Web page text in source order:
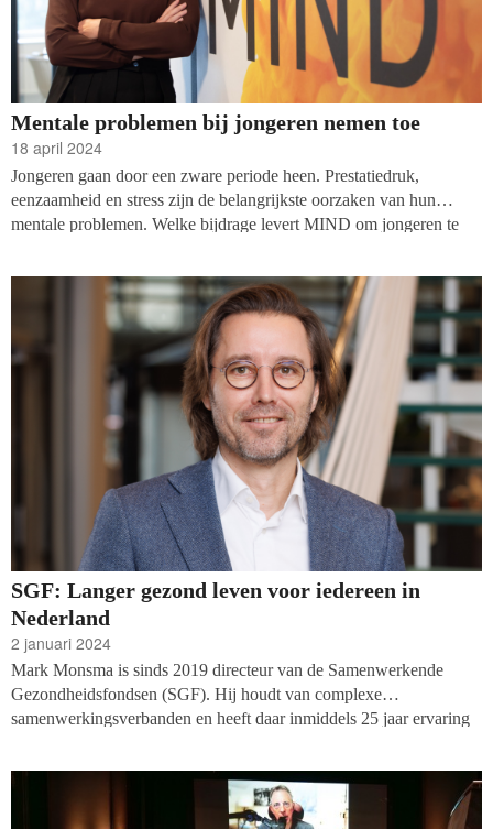
Mentale problemen bij jongeren nemen toe
18 april 2024
Jongeren gaan door een zware periode heen. Prestatiedruk,
eenzaamheid en stress zijn de belangrijkste oorzaken van hun
mentale problemen. Welke bijdrage levert MIND om jongeren te
gaan met de kersverse directeur-bestuurder Dienke Bos.
SGF: Langer gezond leven voor iedereen in
Nederland
2 januari 2024
Mark Monsma is sinds 2019 directeur van de Samenwerkende
Gezondheidsfondsen (SGF). Hij houdt van complexe
samenwerkingsverbanden en heeft daar inmiddels 25 jaar ervaring
simpel: vertrouwen, gunnen en regelmatig aan relatietherapie doen.
Vf-redacteur Gea Broekema zat enige jaren geleden in het SGF-
bestuur en is benieuwd naar de stappen die sindsdien zijn gezet.